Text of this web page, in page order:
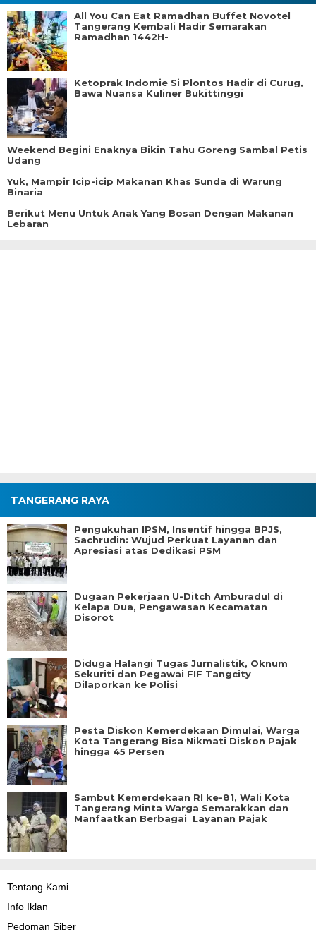
All You Can Eat Ramadhan Buffet Novotel
Tangerang Kembali Hadir Semarakan
Ramadhan 1442H-
Ketoprak Indomie Si Plontos Hadir di Curug,
Bawa Nuansa Kuliner Bukittinggi
Weekend Begini Enaknya Bikin Tahu Goreng Sambal Petis
Udang
Yuk, Mampir Icip-icip Makanan Khas Sunda di Warung
Binaria
Berikut Menu Untuk Anak Yang Bosan Dengan Makanan
Lebaran
TANGERANG RAYA
Pengukuhan IPSM, Insentif hingga BPJS,
Sachrudin: Wujud Perkuat Layanan dan
Apresiasi atas Dedikasi PSM
Dugaan Pekerjaan U-Ditch Amburadul di
Kelapa Dua, Pengawasan Kecamatan
Disorot
Diduga Halangi Tugas Jurnalistik, Oknum
Sekuriti dan Pegawai FIF Tangcity
Dilaporkan ke Polisi
Pesta Diskon Kemerdekaan Dimulai, Warga
Kota Tangerang Bisa Nikmati Diskon Pajak
hingga 45 Persen
Sambut Kemerdekaan RI ke-81, Wali Kota
Tangerang Minta Warga Semarakkan dan
Manfaatkan Berbagai Layanan Pajak
Tentang Kami
Info Iklan
Pedoman Siber